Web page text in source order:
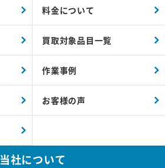
料金について
買取対象品目一覧
作業事例
お客様の声
当社について